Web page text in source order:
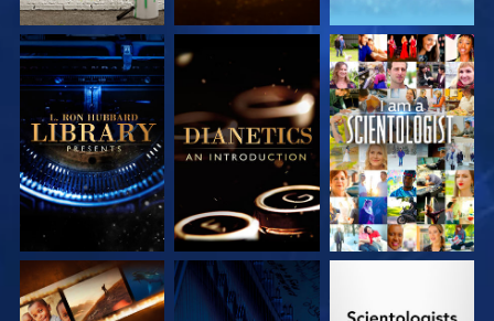
UTFORSKA
SERIEN
UTFORSKA
SERIEN
TITTA